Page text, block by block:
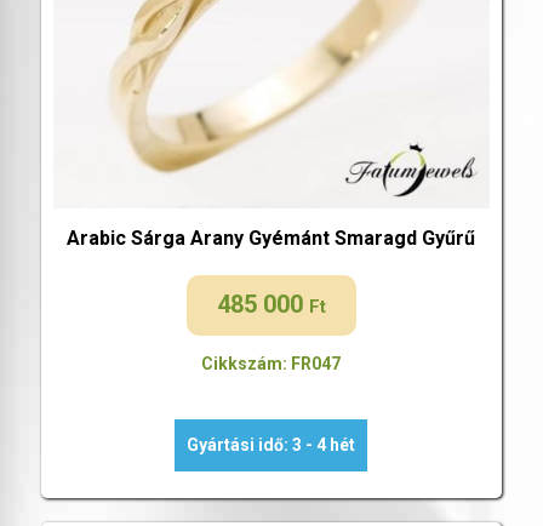
Arabic Sárga Arany Gyémánt Smaragd Gyűrű
485 000 Ft
Cikkszám: FR047
Gyártási idő: 3 - 4 hét